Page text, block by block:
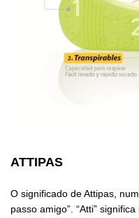
ATTIPAS
O significado de Attipas,
passo amigo”. “Atti”